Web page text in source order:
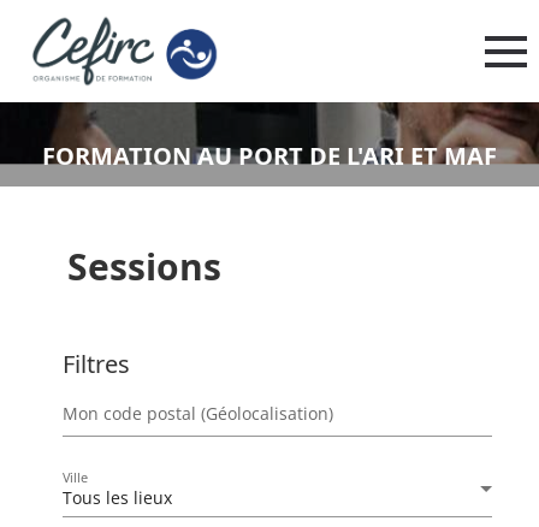
FORMATION AU PORT DE L'ARI ET MAF
Sessions
Filtres
Mon code postal (Géolocalisation)
Ville
Tous les lieux